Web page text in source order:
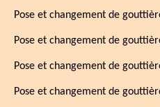
Pose et changement de
Pose et changement de
Pose et changement de
Pose et changement de